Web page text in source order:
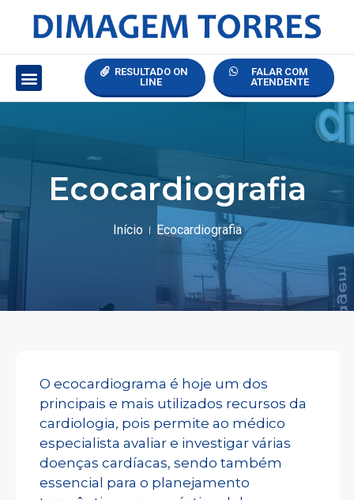
RESULTADO ON
LINE
FALAR COM
ATENDENTE
Ecocardiografia
Início Ecocardiografia
O ecocardiograma é hoje um dos
principais e mais utilizados recursos da
cardiologia, pois permite ao médico
especialista avaliar e investigar várias
doenças cardíacas, sendo também
essencial para o planejamento